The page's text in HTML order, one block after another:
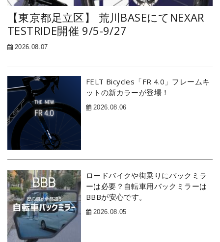
【東京都足立区】 荒川BASEにてNEXAR
TESTRIDE開催 9/5-9/27
2026.08.07
FELT Bicycles「FR 4.0」フレームキ
ットの新カラーが登場！
2026.08.06
ロードバイクや街乗りにバックミラ
ーは必要？自転車用バックミラーは
BBBが安心です。
2026.08.05